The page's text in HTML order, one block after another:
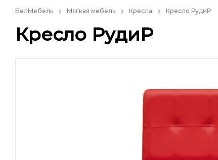
БелМебель Мягкая мебель Кресла Кресло РудиР
Кресло РудиР